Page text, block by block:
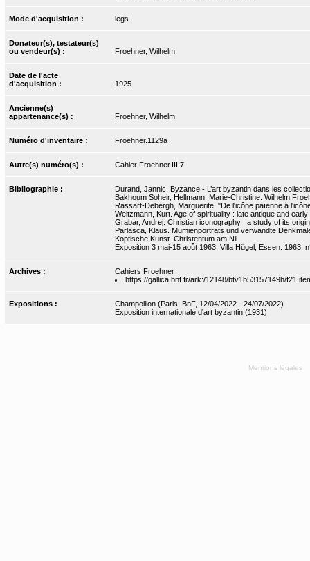
Mode d'acquisition : legs
Donateur(s), testateur(s)
ou vendeur(s) :
Froehner, Wilhelm
Date de l'acte
d'acquisition :
1925
Ancienne(s)
appartenance(s) :
Froehner, Wilhelm
Numéro d'inventaire : Froehner.1129a
Autre(s) numéro(s) : Cahier Froehner.III.7
Bibliographie :
Durand, Jannic. Byzance - L’art byzantin dans les
Bakhoum Soheir, Hellmann, Marie-Christine. Wilhelm
Rassart-Debergh, Marguerite. "De l'icône païenne à
Weitzmann, Kurt. Age of spirituality : late antique and
Grabar, Andrej. Christian iconography : a study of its
Parlasca, Klaus. Mumienporträts und verwandte
Koptische Kunst. Christentum am Nil
Exposition 3 mai-15 août 1963, Villa Hügel, Essen. 1963,
Archives :
Cahiers Froehner
https://gallica.bnf.fr/ark:/12148/btv1b53157149h/
Expositions :
Champollion (Paris, BnF, 12/04/2022 - 24/07/2022)
Exposition internationale d'art byzantin (1931)
Mentions légales